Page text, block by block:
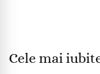
Cele mai